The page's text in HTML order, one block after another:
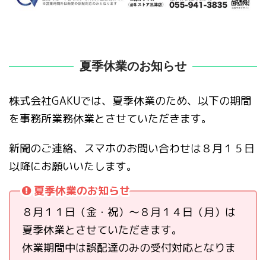
夏季休業のお知らせ
株式会社GAKUでは、夏季休業のため、以下の期間
を事務所業務休業とさせていただきます。
新聞のご連絡、スマホのお問い合わせは８月１５日
以降にお願いいたします。
夏季休業のお知らせ
８月１１日（金・祝）〜８月１４日（月）は
夏季休業とさせていただきます。
休業期間中は誤配達のみの受付対応となりま